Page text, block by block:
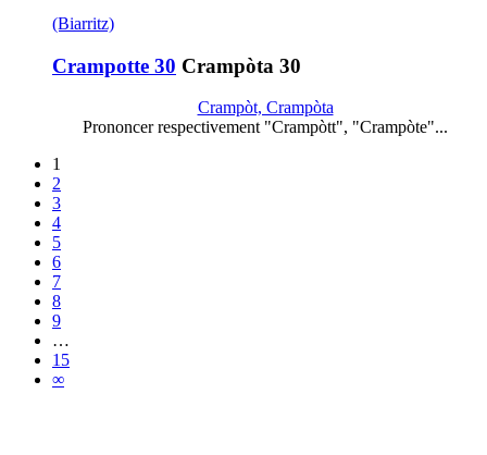
(Biarritz)
Crampotte 30 Crampòta 30
Crampòt, Crampòta
Prononcer respectivement "Crampòtt", "Crampòte"...
1
2
3
4
5
6
7
8
9
…
15
∞